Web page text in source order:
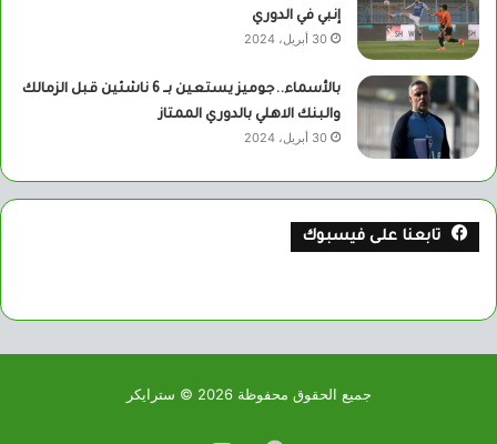
إنبي في الدوري
30 أبريل، 2024
بالأسماء..جوميز يستعين بــ 6 ناشئين قبل الزمالك
والبنك الاهلي بالدوري الممتاز
30 أبريل، 2024
تابعنا على فيسبوك
جميع الحقوق محفوظة 2026 © سترايكر